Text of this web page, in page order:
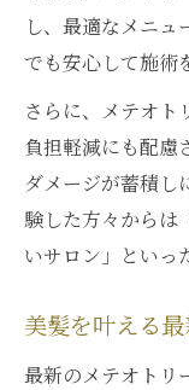
し、最適なメニュ
でも安心して施術
さらに、メテオト
負担軽減にも配慮
ダメージが蓄積し
験した方々からは
いサロン」といっ
美髪を叶える
最新のメテオトリ